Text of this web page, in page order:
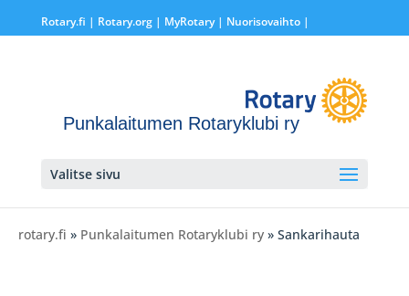
Rotary.fi | Rotary.org| MyRotary | Nuorisovaihto|
Punkalaitumen Rotaryklubi ry
Valitse sivu
rotary.fi » Punkalaitumen Rotaryklubi ry » Sankarihauta